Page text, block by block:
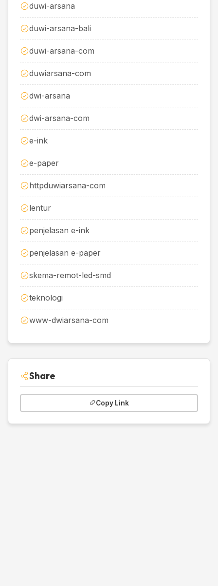
duwi-arsana
duwi-arsana-bali
duwi-arsana-com
duwiarsana-com
dwi-arsana
dwi-arsana-com
e-ink
e-paper
httpduwiarsana-com
lentur
penjelasan e-ink
penjelasan e-paper
skema-remot-led-smd
teknologi
www-dwiarsana-com
Share
Copy Link